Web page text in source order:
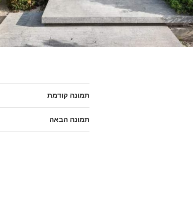
תמונה קודמת
תמונה הבאה